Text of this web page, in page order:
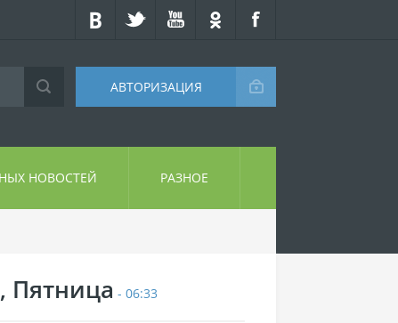
АВТОРИЗАЦИЯ
НОВОСТЕЙ РАЗНОЕ
Пятница - 06:33